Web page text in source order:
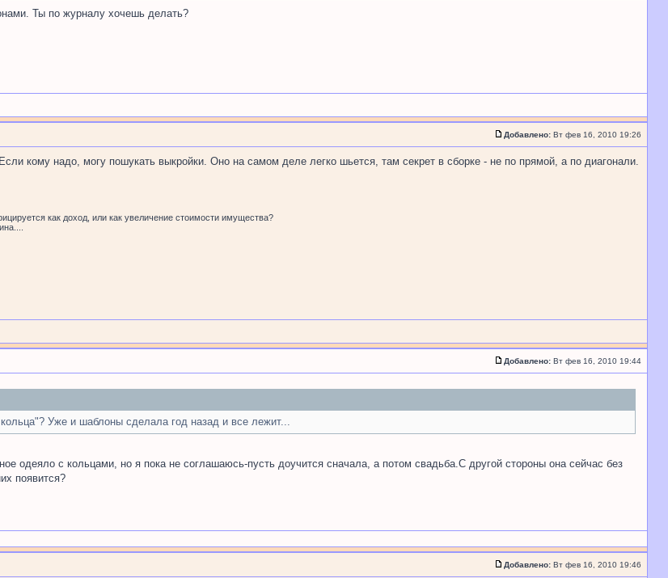
Ты по журналу хочешь делать?
Добавлено: Вт фев 16, 2010 19:26
кому надо, могу пошукать выкройки. Оно на самом деле легко шьется, там секрет в сборке - не по прямой, а по диагонали.
как доход, или как увеличение стоимости имущества?
Добавлено: Вт фев 16, 2010 19:44
Уже и шаблоны сделала год назад и все лежит...
одеяло с кольцами, но я пока не соглашаюсь-пусть доучится сначала, а потом свадьба.С другой стороны она сейчас без
появится?
Добавлено: Вт фев 16, 2010 19:46